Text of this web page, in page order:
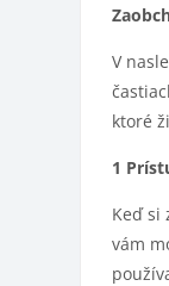
V
ktoré
1
Keď si
vám